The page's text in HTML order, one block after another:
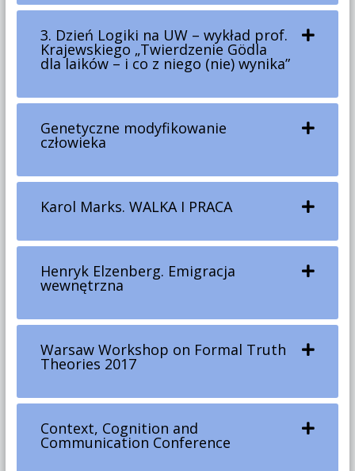
3. Dzień Logiki na UW – wykład prof.
Krajewskiego „Twierdzenie Gödla
dla laików – i co z niego (nie) wynika”
Genetyczne modyfikowanie
człowieka
Karol Marks. WALKA I PRACA
Henryk Elzenberg. Emigracja
wewnętrzna
Warsaw Workshop on Formal Truth
Theories 2017
Context, Cognition and
Communication Conference